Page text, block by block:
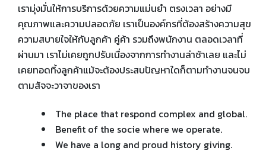
เรามุ่งมั่นให้การบริการด้วยความแม่นยำ ตรงเวลา อย่างมี
คุณภาพและความปลอดภัย เราเป็นองค์กรที่ต้องสร้างความสุข
ความสบายใจให้กับลูกค้า คู่ค้า รวมถึงพนักงาน ตลอดเวลาที่
ผ่านมา เราไม่เคยถูกปรับเนื่องจากการทำงานล่าช้าเลย และไม่
เคยทอดทิ้งลูกค้าแม้จะต้องประสบปัญหาใดก็ตามทำงานจนจบ
ตามสัจจะวาจาของเรา
The place that respond complex and global.
Benefit of the socie where we operate.
We have a long and proud history giving.